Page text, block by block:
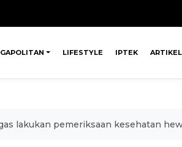
LIFESTYLE IPTEK ARTIKEL
lakukan pemeriksaan kesehatan